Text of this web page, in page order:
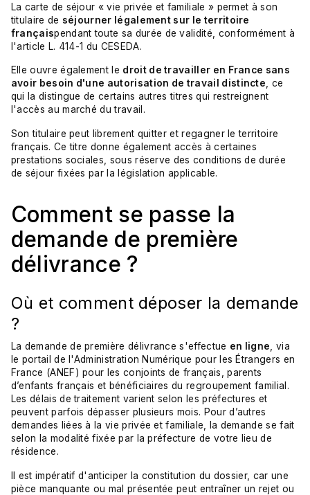
La carte de séjour « vie privée et familiale » permet à son
titulaire de séjourner légalement sur le territoire
françaispendant toute sa durée de validité, conformément à
l'article L. 414-1 du CESEDA.
Elle ouvre également le droit de travailler en France sans
avoir besoin d'une autorisation de travail distincte, ce
qui la distingue de certains autres titres qui restreignent
l'accès au marché du travail.
Son titulaire peut librement quitter et regagner le territoire
français. Ce titre donne également accès à certaines
prestations sociales, sous réserve des conditions de durée
de séjour fixées par la législation applicable.
Comment se passe la
demande de première
délivrance ?
Où et comment déposer la demande
?
La demande de première délivrance s'effectue en ligne , via
le portail de l'Administration Numérique pour les Étrangers en
France (ANEF) pour les conjoints de français, parents
d’enfants français et bénéficiaires du regroupement familial.
Les délais de traitement varient selon les préfectures et
peuvent parfois dépasser plusieurs mois. Pour d’autres
demandes liées à la vie privée et familiale, la demande se fait
selon la modalité fixée par la préfecture de votre lieu de
résidence.
Il est impératif d'anticiper la constitution du dossier, car une
pièce manquante ou mal présentée peut entraîner un rejet ou